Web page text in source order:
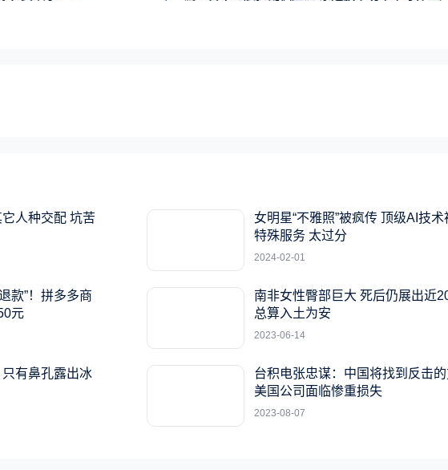
人种交配 坑苦
女明星“不雅照”被疯传 顶级AI技
特殊服务 太过分
2024-02-01
款”！拼多多商
元
南非女性臀部巨大 死后仍展出近
总算入土为安
2023-06-14
有鼻孔露出冰
台积电张忠谋：中国将找到反击
美国公司面临惨重损失
2023-08-07